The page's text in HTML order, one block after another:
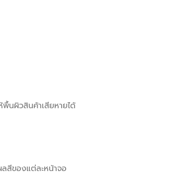
พื้นผิวสินค้าเสียหายได้
สีของแต่ละหน้าจอ